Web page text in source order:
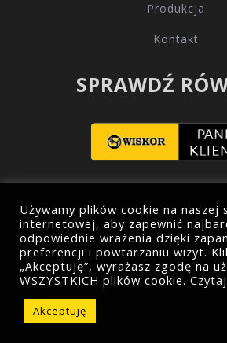
Produkcja
Kontakt
SPRAWDŹ
Realizacja
Używamy plików cookie na naszej
internetowej, aby zapewnić
odpowiednie wrażenia dzięki
preferencji i powtarzaniu wizyt.
„Akceptuję”, wyrażasz zgodę na
WSZYSTKICH plików cookie.
Akceptuję